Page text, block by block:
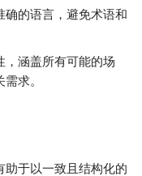
确的语言，避免术语和
，涵盖所有可能的场
求。
助于以一致且结构化的